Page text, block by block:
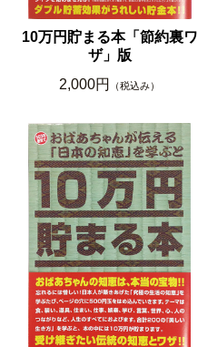
10万円貯まる本「節約裏ワ
ザ」版
2,000円
（税込み）